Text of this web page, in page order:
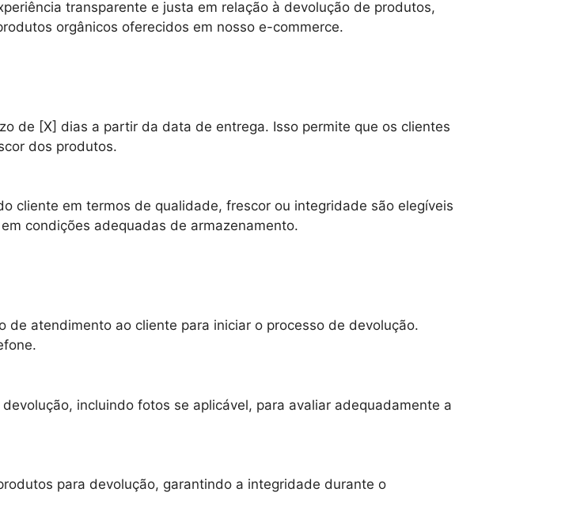
transparente e justa em relação à devolução de produtos,
orgânicos oferecidos em nosso e-commerce.
de [X] dias a partir da data de entrega. Isso permite que os clientes
dos produtos.
cliente em termos de qualidade, frescor ou integridade são elegíveis
condições adequadas de armazenamento.
atendimento ao cliente para iniciar o processo de devolução.
incluindo fotos se aplicável, para avaliar adequadamente a
para devolução, garantindo a integridade durante o